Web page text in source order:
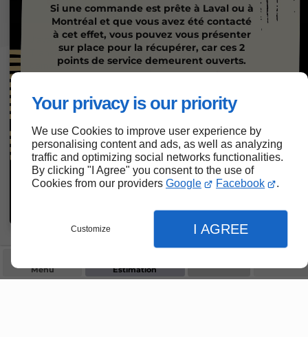
Your privacy is our priority
We use Cookies to improve user experience by
personalising content and ads, as well as analyzing
traffic and optimizing social networks functionalities.
By clicking "I Agree" you consent to the use of
Cookies from our providers Google Facebook .
Customize I AGREE
Menu Estimation
Si une commande est prête à Laval ou à
Montréal et que vous avez été contacté
à cet effet, vous pouvez vous présenter
sur place pour la récupérer, car ces 2
points de service demeurent ouverts.
SVP nous contacter par courriel et nous
vous répondrons dans les 3 jours
ouvrables.
Merci de votre compréhension !
Contactez-Nous